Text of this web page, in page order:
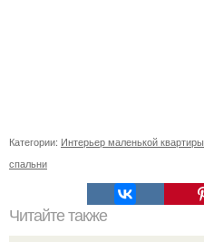
Категории: Интерьер маленькой квартиры
спальни
Читайте также